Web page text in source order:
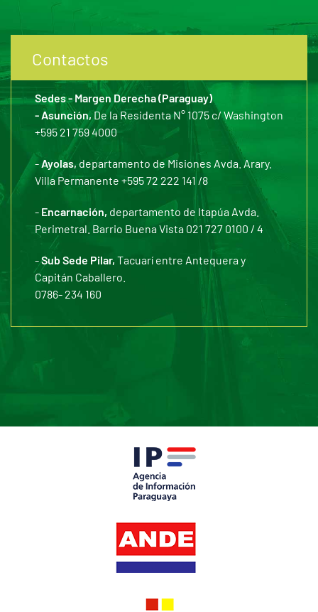
Contactos
Sedes - Margen Derecha (Paraguay)
- Asunción,De la Residenta N° 1075 c/ Washington
+595 21 759 4000
-Ayolas, departamento de Misiones Avda. Arary.
Villa Permanente +595 72 222 141 /8
- Encarnación, departamento de Itapúa Avda.
Perimetral. Barrio Buena Vista 021 727 0100 / 4
-Sub Sede Pilar, Tacuarí entre Antequera y
Capitán Caballero.
0786- 234 160